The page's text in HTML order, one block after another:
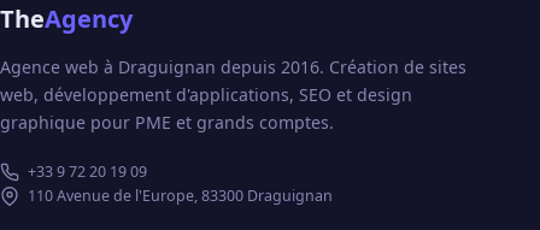
TheAgency
Agence web à Draguignan depuis 2016. Création de sites
web, développement d'applications, SEO et design
graphique pour PME et grands comptes.
+33 9 72 20 19 09
110 Avenue de l'Europe, 83300 Draguignan